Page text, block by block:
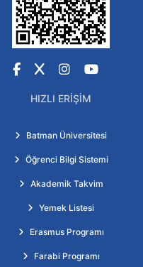
Facebook
X Instagram
YouTube
HIZLI ERIŞIM
Batman Üniversitesi
Öğrenci Bilgi Sistemi
Akademik Takvim
Yemek Listesi
Erasmus Programı
Farabi Programı